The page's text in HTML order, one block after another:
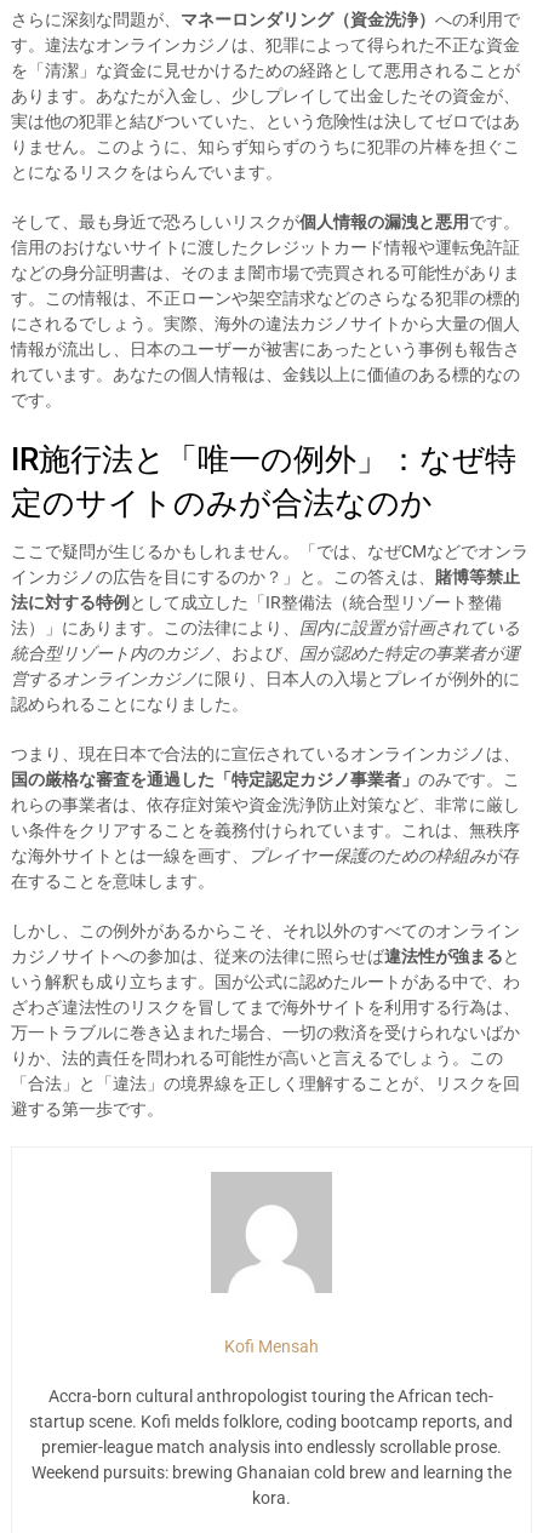
さらに深刻な問題が、 マネーロンダリング（資金洗浄） への利用で
す。違法なオンラインカジノは、犯罪によって得られた不正な資金
を「清潔」な資金に見せかけるための経路として悪用されることが
あります。あなたが入金し、少しプレイして出金したその資金が、
実は他の犯罪と結びついていた、という危険性は決してゼロではあ
りません。このように、知らず知らずのうちに犯罪の片棒を担ぐこ
とになるリスクをはらんでいます。
そして、最も身近で恐ろしいリスクが個人情報の漏洩と悪用です。
信用のおけないサイトに渡したクレジットカード情報や運転免許証
などの身分証明書は、そのまま闇市場で売買される可能性がありま
す。この情報は、不正ローンや架空請求などのさらなる犯罪の標的
にされるでしょう。実際、海外の違法カジノサイトから大量の個人
情報が流出し、日本のユーザーが被害にあったという事例も報告さ
れています。あなたの個人情報は、金銭以上に価値のある標的なの
です。
IR施行法と「唯一の例外」：なぜ特
定のサイトのみが合法なのか
ここで疑問が生じるかもしれません。「では、なぜCMなどでオンラ
インカジノの広告を目にするのか？」と。この答えは、
賭博等禁止
法に対する特例 として成立した「IR整備法（統合型リゾート整備
法）」にあります。この法律により、 国内に設置が計画されている
統合型リゾート内のカジノ、および、 国が認めた特定の事業者が運
営するオンラインカジノに限り、日本人の入場とプレイが例外的に
認められることになりました。
つまり、現在日本で合法的に宣伝されているオンラインカジノは、
国の厳格な審査を通過した「特定認定カジノ事業者」 のみです。こ
れらの事業者は、依存症対策や資金洗浄防止対策など、非常に厳し
い条件をクリアすることを義務付けられています。これは、無秩序
な海外サイトとは一線を画す、
プレイヤー保護のための枠組みが存
在することを意味します。
しかし、この例外があるからこそ、それ以外のすべてのオンライン
カジノサイトへの参加は、従来の法律に照らせば違法性が強まると
いう解釈も成り立ちます。国が公式に認めたルートがある中で、わ
ざわざ違法性のリスクを冒してまで海外サイトを利用する行為は、
万一トラブルに巻き込まれた場合、一切の救済を受けられないばか
りか、法的責任を問われる可能性が高いと言えるでしょう。この
「合法」と「違法」の境界線を正しく理解することが、リスクを回
避する第一歩です。
Kofi Mensah
Accra-born cultural anthropologist touring the African tech-
startup scene. Kofi melds folklore, coding bootcamp reports, and
premier-league match analysis into endlessly scrollable prose.
Weekend pursuits: brewing Ghanaian cold brew and learning the
kora.